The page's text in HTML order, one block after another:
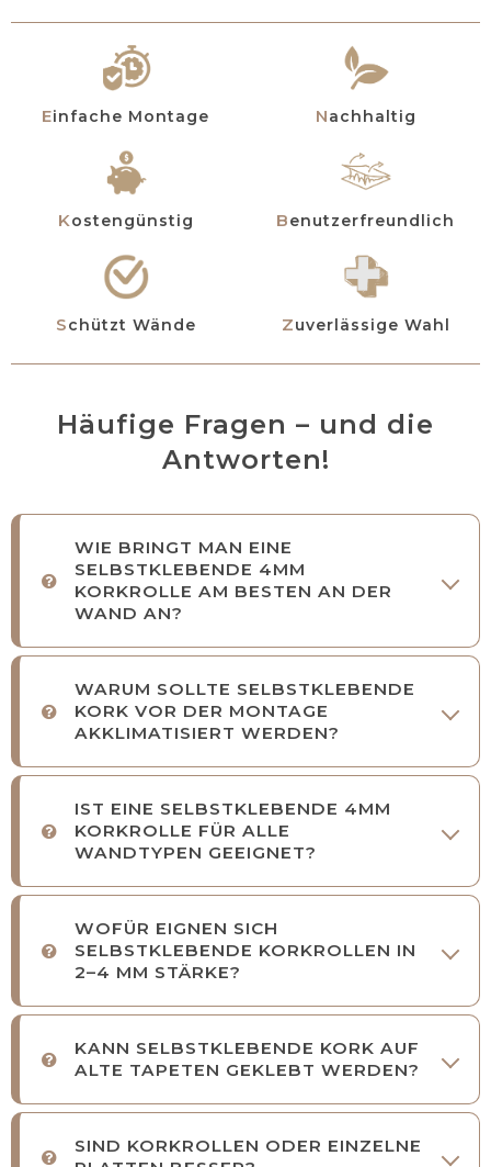
Einfache Montage Nachhaltig
Kostengünstig Benutzerfreundlich
Schützt Wände Zuverlässige Wahl
Häufige Fragen – und die
Antworten!
WIE BRINGT MAN EINE
SELBSTKLEBENDE 4MM
KORKROLLE AM BESTEN AN DER
WAND AN?
WARUM SOLLTE SELBSTKLEBENDE
KORK VOR DER MONTAGE
AKKLIMATISIERT WERDEN?
IST EINE SELBSTKLEBENDE 4MM
KORKROLLE FÜR ALLE
WANDTYPEN GEEIGNET?
WOFÜR EIGNEN SICH
SELBSTKLEBENDE KORKROLLEN IN
2–4 MM STÄRKE?
KANN SELBSTKLEBENDE KORK AUF
ALTE TAPETEN GEKLEBT WERDEN?
SIND KORKROLLEN ODER EINZELNE